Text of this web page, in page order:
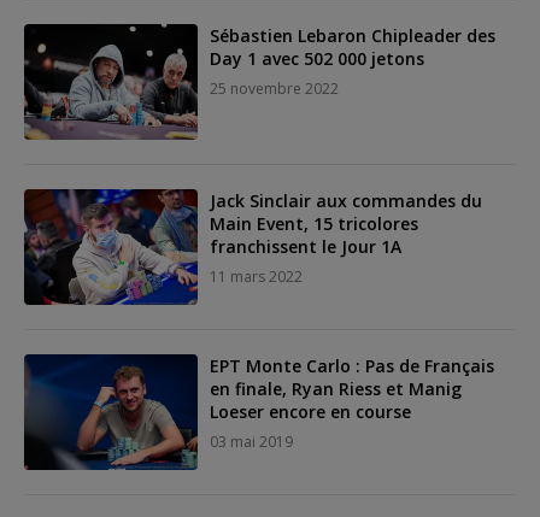
Sébastien Lebaron Chipleader des
Day 1 avec 502 000 jetons
25 novembre 2022
Jack Sinclair aux commandes du
Main Event, 15 tricolores
franchissent le Jour 1A
11 mars 2022
EPT Monte Carlo : Pas de Français
en finale, Ryan Riess et Manig
Loeser encore en course
03 mai 2019